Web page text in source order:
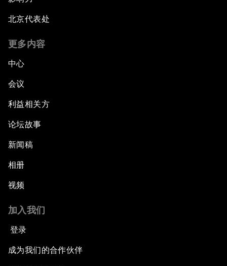
北京代表处
更多内容
中心
会议
利益相关方
论坛故事
新闻稿
相册
视频
加入我们
登录
成为我们的合作伙伴